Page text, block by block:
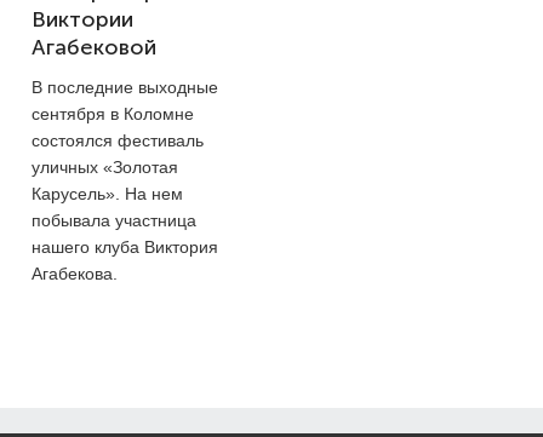
Виктории
Агабековой
В последние выходные
сентября в Коломне
состоялся фестиваль
уличных «Золотая
Карусель». На нем
побывала участница
нашего клуба Виктория
Агабекова.